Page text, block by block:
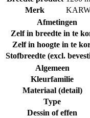
Merk
Afmetingen
Zelf in breedte in te
Zelf in hoogte in te
Stofbreedte (excl.
Algemeen
Kleurfamilie
Materiaal (detail)
Type
Dessin of effen